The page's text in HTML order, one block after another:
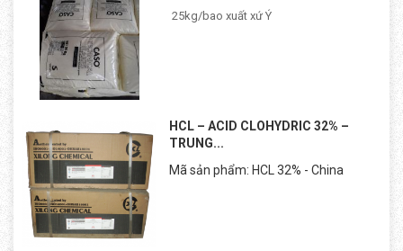
25kg/bao xuất xứ Ý
HCL – ACID CLOHYDRIC 32% –
TRUNG...
Mã sản phẩm: HCL 32% - China